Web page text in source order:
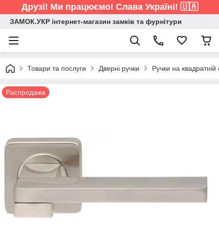
Друзі! Ми працюємо! Слава Україні! 🇺🇦
ЗАМОК.УКР інтернет-магазин замків та фурнітури
Товари та послуги Дверні ручки Ручки на квадратній
Распродажа